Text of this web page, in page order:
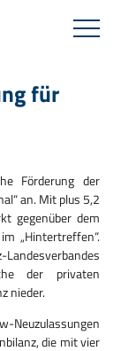
für
Förderung der
an. Mit plus 5,2
gegenüber dem
„Hintertreffen“.
der privaten
nieder.
Neuzulassungen
die mit vier